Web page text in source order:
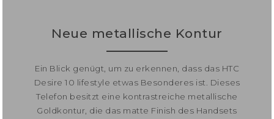
Neue metallische Kontur
Ein Blick genügt, um zu erkennen, dass das HTC
Desire 10 lifestyle etwas Besonderes ist. Dieses
Telefon besitzt eine kontrastreiche metallische
Goldkontur, die das matte Finish des Handsets